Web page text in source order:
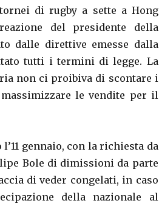
di rugby a sette a Hong
del presidente della
dalle direttive emesse dalla
tutti i termini di legge. La
non ci proibiva di scontare i
le vendite per il
gennaio, con la richiesta da
Bole di dimissioni da parte
di veder congelati, in caso
della nazionale al